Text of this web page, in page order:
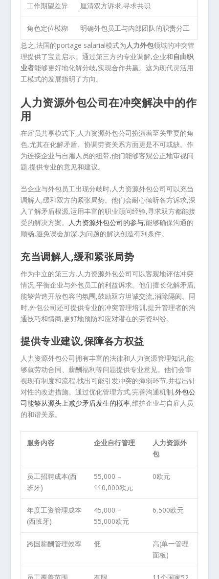
工作期望差异 厘清双方诉求,寻求共识
角色定位模糊
明确外包员工与内部团队的职责分工
总之,法国的portage salarial模式为 人力外包领域的冲突管
理提供了宝贵启示。通过第三方的专业调解,企业和自由职
业者能够更好地化解分歧,实现合作共赢。这为现代灵活用
工模式的发展指明了方向。
人力资源外包公司在冲突解决中的作
用
在雇员共享模式下,人力资源外包公司扮演着至关重要的角
色,尤其在化解矛盾、协调劳资关系方面更是不可或缺。作
为连接企业与自雇人员的纽带,他们能够客观公正地审视问
题,提供专业的意见和建议。
当企业与外包员工出现分歧时,人力资源外包公司可以充当
调解人,缓和双方的紧张局势。他们会耐心倾听各方诉求,深
入了解矛盾根源,运用丰富的职业顾问经验,寻求双方都能接
受的解决方案。 人力资源外包公司的参与,能够确保沟通的
顺畅,避免误会加深,为问题的解决创造有利条件。
充当调解人,缓和紧张局势
作为中立的第三方,人力资源外包公司可以客观地评估冲突
情况,平衡企业与外包员工的利益诉求。他们擅长化解矛盾,
能够营造开放包容的氛围,鼓励双方坦诚交流,消除隔阂。同
时,外包公司还可提供专业的冲突管理培训,提升管理者的沟
通技巧和情商,更好地预防和应对潜在的劳资纠纷。
提供专业建议,保障各方权益
人力资源外包公司拥有丰富的法律和人力资源管理知识,能
够就劳动合同、薪酬福利等问题提供专业意见。他们会审
视现有制度和流程,找出可能引发冲突的薄弱环节,并提出针
对性的改进措施。通过优化管理方式,完善沟通机制,外包公
司能够从源头上减少矛盾发生的概率,维护企业与自雇人员
的和谐关系。
服务内容 企业自行管理
人力资源外
包
员工招聘成本(西
班牙)
55,000 –
110,000欧元
0欧元
年度工资管理成本
(西班牙)
45,000 –
55,000欧元
6,500欧元
跨国薪酬管理效率 低
高(单一管理
面板)
员工覆盖范围 有限
11个国家52